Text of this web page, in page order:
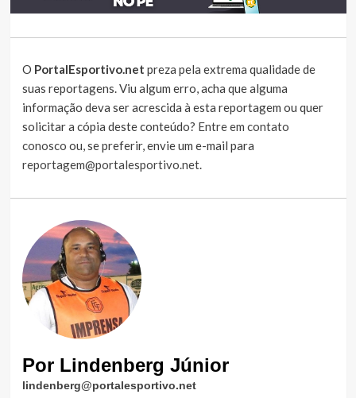
O PortalEsportivo.net preza pela extrema qualidade de
suas reportagens. Viu algum erro, acha que alguma
informação deva ser acrescida à esta reportagem ou quer
solicitar a cópia deste conteúdo? Entre em contato
conosco ou, se preferir, envie um e-mail para
reportagem@portalesportivo.net.
Por Lindenberg Júnior
lindenberg@portalesportivo.net